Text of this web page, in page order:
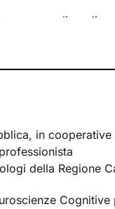
un clima di
in libertà
ancora di avere.
che farai -
che desideri.
come vivere
un maggiore
in
della Regione